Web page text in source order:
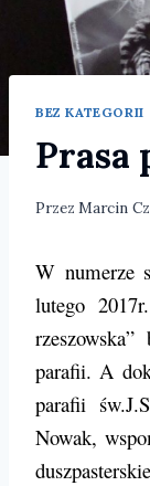
BEZ KATEGORII
Prasa
Przez Marcin
W numerze
lutego
parafii. A
parafii
Nowak,